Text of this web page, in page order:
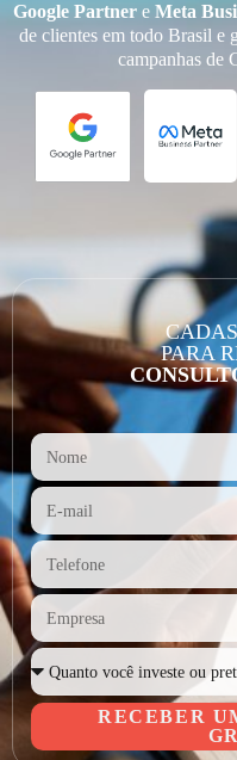
Google Partner e Meta
de clientes em todo Brasil e
campanhas de
PARA
RECEBER